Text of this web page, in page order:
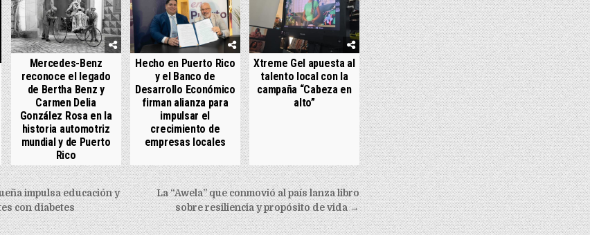
Mercedes-Benz
reconoce el legado
de Bertha Benz y
Carmen Delia
González Rosa en la
historia automotriz
mundial y de Puerto
Rico
Hecho en Puerto Rico
y el Banco de
Desarrollo Económico
firman alianza para
impulsar el
crecimiento de
empresas locales
Xtreme Gel apuesta al
talento local con la
campaña “Cabeza en
alto”
La “Awela” que conmovió al país lanza libro
sobre resiliencia y propósito de vida →
impulsa educación y
con diabetes